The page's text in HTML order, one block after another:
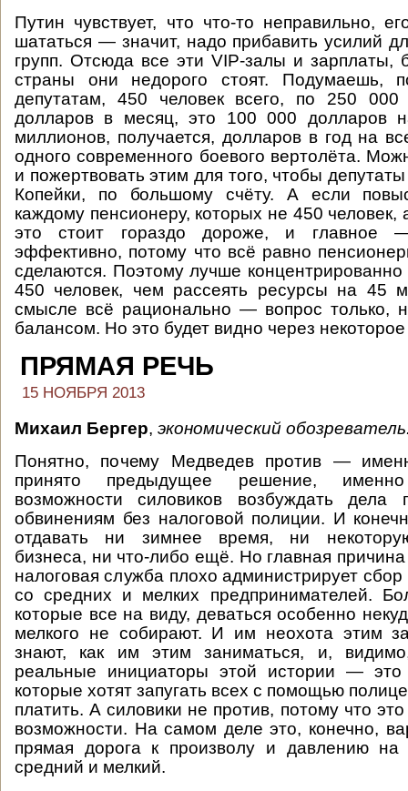
Путин чувствует, что что-то неправильно,
шататься — значит, надо прибавить усилий
групп. Отсюда все эти VIP-залы и зарплаты,
страны они недорого стоят. Подумаешь,
депутатам, 450 человек всего, по 250
долларов в месяц, это 100 000 долларов
миллионов, получается, долларов в год на
одного современного боевого вертолёта.
и пожертвовать этим для того, чтобы
Копейки, по большому счёту. А если
каждому пенсионеру, которых не 450 человек,
это стоит гораздо дороже, и главное
эффективно, потому что всё равно
сделаются. Поэтому лучше концентрированно
450 человек, чем рассеять ресурсы на 45
смысле всё рационально — вопрос только,
балансом. Но это будет видно через
ПРЯМАЯ РЕЧЬ
15 НОЯБРЯ 2013
Михаил Бергер, экономический
Понятно, почему Медведев против —
принято предыдущее решение,
возможности силовиков возбуждать дела
обвинениям без налоговой полиции. И
отдавать ни зимнее время, ни
бизнеса, ни что-либо ещё. Но главная
налоговая служба плохо администрирует
со средних и мелких предпринимателей.
которые все на виду, деваться особенно
мелкого не собирают. И им неохота этим
знают, как им этим заниматься, и,
реальные инициаторы этой истории — это
которые хотят запугать всех с помощью
платить. А силовики не против, потому что
возможности. На самом деле это, конечно,
прямая дорога к произволу и давлению на
средний и мелкий.